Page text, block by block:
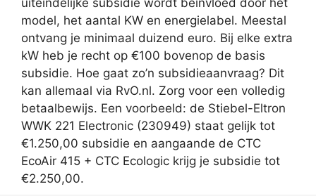
uiteindelijke subsidie wordt beïnvloed door het
model, het aantal KW en energielabel. Meestal
ontvang je minimaal duizend euro. Bij elke extra
kW heb je recht op €100 bovenop de basis
subsidie. Hoe gaat zo’n subsidieaanvraag? Dit
kan allemaal via RvO.nl. Zorg voor een volledig
betaalbewijs. Een voorbeeld: de Stiebel-Eltron
WWK 221 Electronic (230949) staat gelijk tot
€1.250,00 subsidie en aangaande de CTC
EcoAir 415 + CTC Ecologic krijg je subsidie tot
€2.250,00.